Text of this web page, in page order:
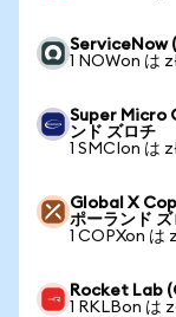
ServiceNow
1 NOWon は
Super Micro
ンド ズロチ
1 SMCIon は
Global X
ポーランド ズ
1 COPXon は
Rocket Lab
1 RKLBon は